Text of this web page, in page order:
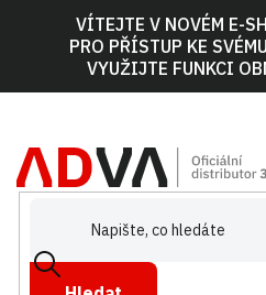
VÍTEJTE V NOVÉM E-
PRO PŘÍSTUP KE
VYUŽIJTE FUNKCI